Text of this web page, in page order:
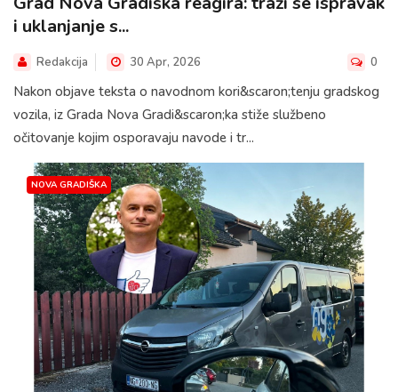
i uklanjanje s...
Redakcija 30 Apr, 2026 0
Nakon objave teksta o navodnom kori&scaron;tenju gradskog
vozila, iz Grada Nova Gradi&scaron;ka stiže službeno
očitovanje kojim osporavaju navode i tr...
NOVA GRADIŠKA